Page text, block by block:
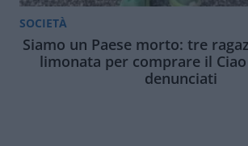
SOCIETÀ
Siamo un Paese morto: tre
limonata per comprare il
denunciati